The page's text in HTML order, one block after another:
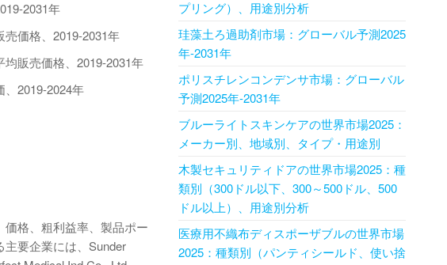
2031年
価格、2019-2031年
販売価格、2019-2031年
2019-2024年
格、粗利益率、製品ポー
要企業には、Sunder
プリング）、用途別分析
珪藻土ろ過助剤市場：グローバル予測2025
年-2031年
ポリスチレンコンデンサ市場：グローバル
予測2025年-2031年
ブルーライトスキンケアの世界市場2025：
メーカー別、地域別、タイプ・用途別
木製セキュリティドアの世界市場2025：種
類別（300ドル以下、300～500ドル、500
ドル以上）、用途別分析
医療用不織布ディスポーザブルの世界市場
2025：種類別（パンティシールド、使い捨